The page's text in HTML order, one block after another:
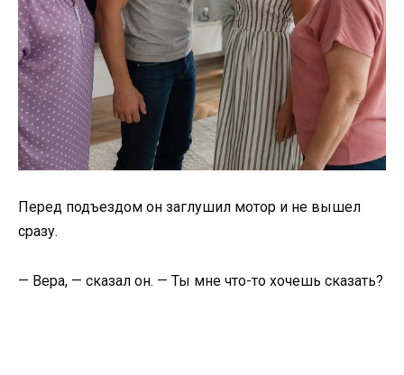
Перед подъездом он заглушил мотор и не вышел
сразу.
— Вера, — сказал он. — Ты мне что-то хочешь сказать?